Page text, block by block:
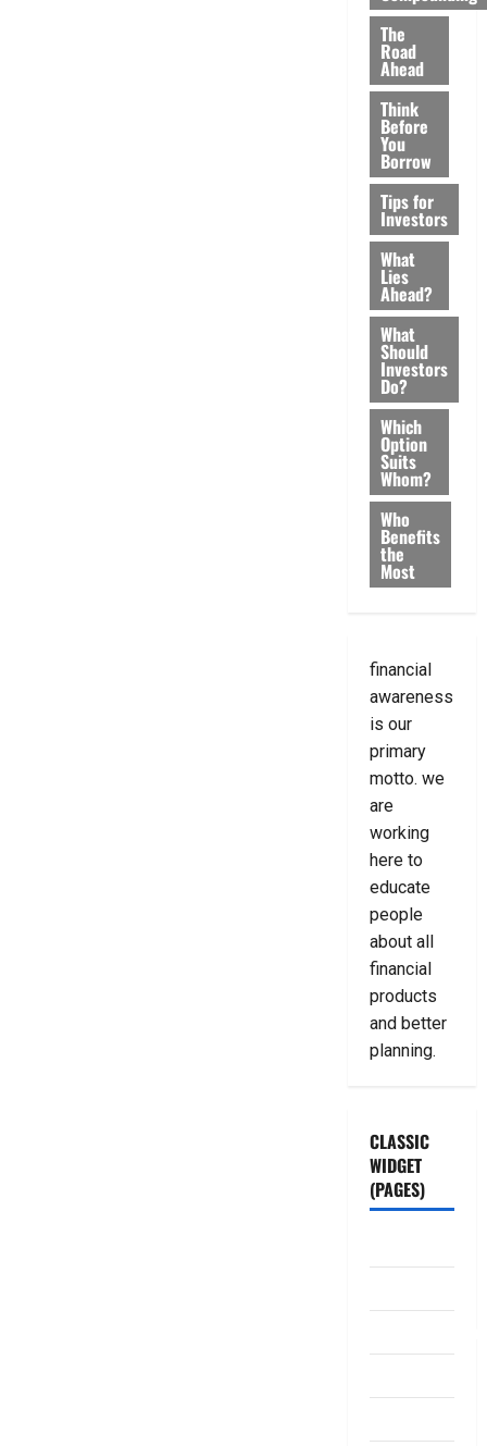
The
Road
Ahead
Think
Before
You
Borrow
Tips for
Investors
What
Lies
Ahead?
What
Should
Investors
Do?
Which
Option
Suits
Whom?
Who
Benefits
the
Most
financial
awareness
is our
primary
motto. we
are
working
here to
educate
people
about all
financial
products
and better
planning.
CLASSIC
WIDGET
(PAGES)